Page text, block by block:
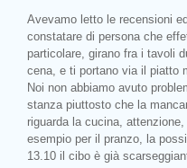
Avevamo letto le recensioni
constatare di persona che
particolare, girano fra i tavoli
cena, e ti portano via il piatto
Noi non abbiamo avuto
stanza piuttosto che la
riguarda la cucina,
esempio per il pranzo, la
13.10 il cibo è già